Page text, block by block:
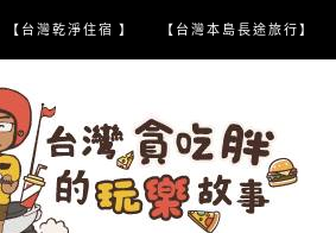
【台灣乾淨住宿 】 【台灣本島長途旅行】